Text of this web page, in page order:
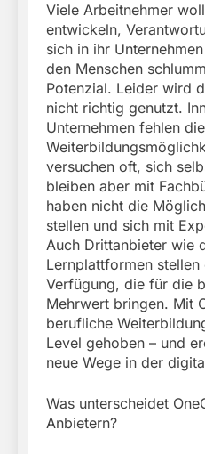
Viele Arbeitnehmer
entwickeln,
sich in ihr
den Menschen
Potenzial. Leider wird
nicht richtig genutzt.
Unternehmen fehlen die
versuchen oft, sich
bleiben aber mit
haben nicht die
stellen und sich mit
Auch Drittanbieter wie
Lernplattformen
Verfügung, die für die
Mehrwert bringen. Mit
berufliche
Level gehoben – und
neue Wege in der
Was unterscheidet
Anbietern?